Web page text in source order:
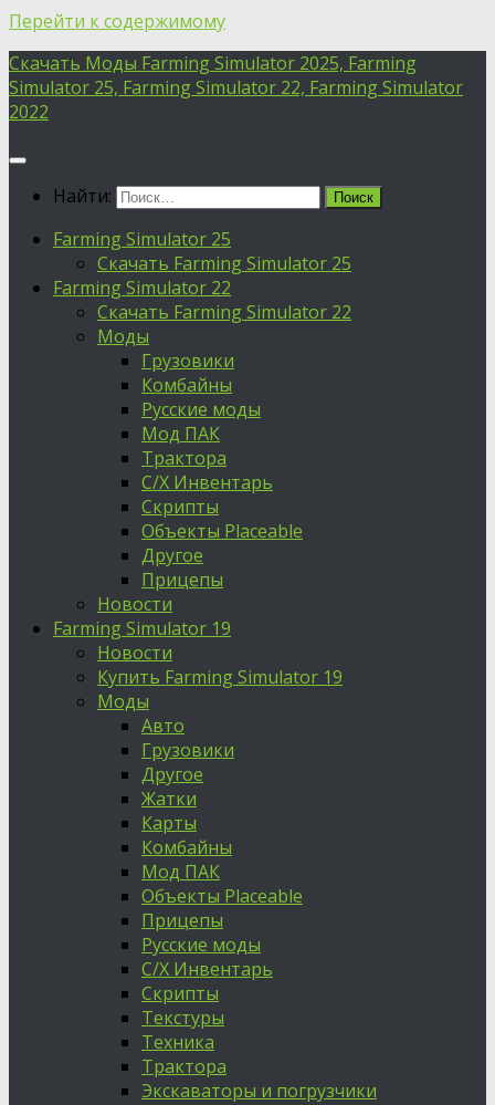
Перейти к содержимому
Скачать Моды Farming Simulator 2025, Farming
Simulator 25, Farming Simulator 22, Farming Simulator
2022
Найти:
Farming Simulator 25
Скачать Farming Simulator 25
Farming Simulator 22
Скачать Farming Simulator 22
Моды
Грузовики
Комбайны
Русские моды
Мод ПАК
Трактора
С/Х Инвентарь
Скрипты
Объекты Placeable
Другое
Прицепы
Новости
Farming Simulator 19
Новости
Купить Farming Simulator 19
Моды
Авто
Грузовики
Другое
Жатки
Карты
Комбайны
Мод ПАК
Объекты Placeable
Прицепы
Русские моды
С/Х Инвентарь
Скрипты
Текстуры
Техника
Трактора
Экскаваторы и погрузчики